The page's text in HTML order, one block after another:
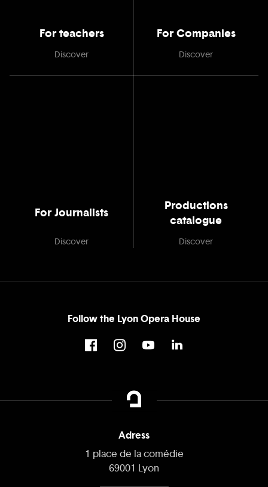
For teachers
Discover
For Companies
Discover
For Journalists
Discover
Productions
catalogue
Discover
Follow the Lyon Opera House
Adress
1 place de la comédie
69001 Lyon